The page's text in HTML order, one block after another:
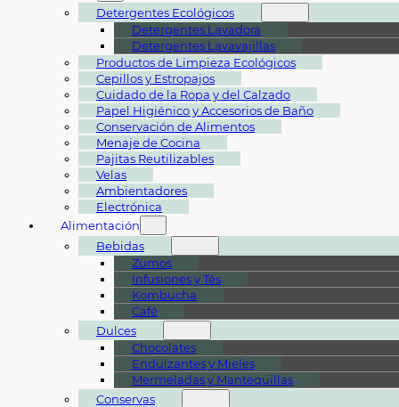
Detergentes Ecológicos
Detergentes Lavadora
Detergentes Lavavajillas
Productos de Limpieza Ecológicos
Cepillos y Estropajos
Cuidado de la Ropa y del Calzado
Papel Higiénico y Accesorios de Baño
Conservación de Alimentos
Menaje de Cocina
Pajitas Reutilizables
Velas
Ambientadores
Electrónica
Alimentación
Bebidas
Zumos
Infusiones y Tés
Kombucha
Café
Dulces
Chocolates
Endulzantes y Mieles
Mermeladas y Mantequillas
Conservas